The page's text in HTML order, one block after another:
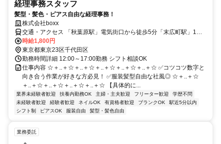
経理事務スタッフ
髪型・髪色・ピアス自由な経理事務！
株式会社boxx
交通・アクセス 「秋葉原駅」電気街口から徒歩5分「末広町駅」1番
出口から徒歩2分
時給1,800円
東京都東京23区千代田区
勤務時間詳細 12:00～17:00勤務 シフト相談OK
仕事内容 ☆＋..＋☆＋..＋☆＋..＋☆＋..＋☆＋..＋☆ ✅コツコツ数字と
向き合う作業が好きな方必見！ ✅服装髪型自由な社風◎ ☆＋..＋☆
＋..＋☆＋..＋☆＋..＋☆＋..＋☆ 【具体的に...
業界未経験者歓迎 扶養内勤務OK 主婦・主夫歓迎 フリーター歓迎
学歴不問
未経験者歓迎
経験者歓迎 ネイルOK 有資格者歓迎 ブランクOK
駅近5分以内
シフト制
ピアスOK 服装自由 髪型・髪色自由
業務委託